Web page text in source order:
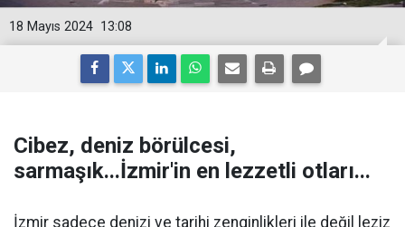
13:08
18 Mayıs 2024
Cibez, deniz börülcesi,
sarmaşık...İzmir'in en lezzetli otları...
İzmir sadece denizi ve tarihi zenginlikleri ile değil leziz